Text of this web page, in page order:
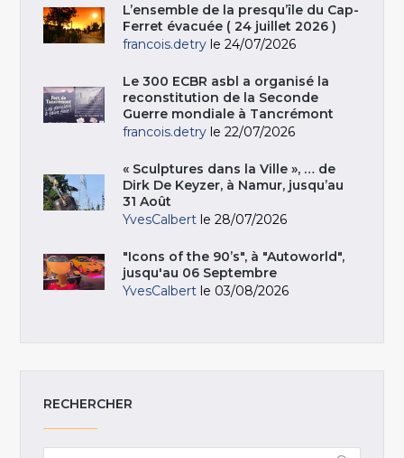
L’ensemble de la presqu’île du Cap-
Ferret évacuée ( 24 juillet 2026 )
francois.detry le 24/07/2026
Le 300 ECBR asbl a organisé la
reconstitution de la Seconde
Guerre mondiale à Tancrémont
francois.detry le 22/07/2026
« Sculptures dans la Ville », … de
Dirk De Keyzer, à Namur, jusqu’au
31 Août
YvesCalbert le 28/07/2026
"Icons of the 90’s", à "Autoworld",
jusqu'au 06 Septembre
YvesCalbert le 03/08/2026
RECHERCHER